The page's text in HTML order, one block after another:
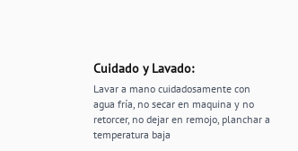
Cuidado y Lavado:
Lavar a mano cuidadosamente con
agua fría, no secar en maquina y no
retorcer, no dejar en remojo, planchar a
temperatura baja